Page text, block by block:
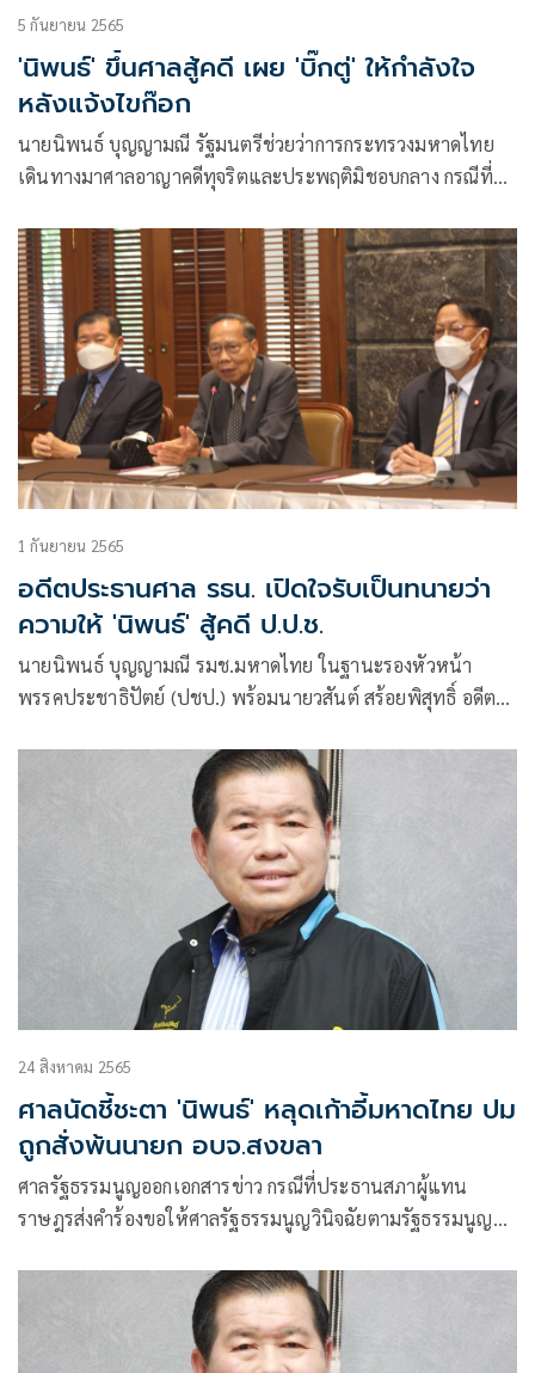
5 กันยายน 2565
'นิพนธ์' ขึ้นศาลสู้คดี เผย 'บิ๊กตู่' ให้กำลังใจ
หลังแจ้งไขก๊อก
นายนิพนธ์ บุญญามณี รัฐมนตรีช่วยว่าการกระทรวงมหาดไทย
เดินทางมาศาลอาญาคดีทุจริตและประพฤติมิชอบกลาง กรณีที่
1 กันยายน 2565
อดีตประธานศาล รธน. เปิดใจรับเป็นทนายว่า
ความให้ 'นิพนธ์' สู้คดี ป.ป.ช.
นายนิพนธ์ บุญญามณี รมช.มหาดไทย ในฐานะรองหัวหน้า
พรรคประชาธิปัตย์ (ปชป.) พร้อมนายวสันต์ สร้อยพิสุทธิ์ อดีต
นายนิพนธ์ และนายสุทัศน์ เงินหมื่น ส.ส.บัญชีรายชื่อ พรรค
24 สิงหาคม 2565
ศาลนัดชี้ชะตา '​นิพนธ์'​ หลุดเก้าอี้มหาดไทย ปม
ถูกสั่งพ้นนายก อบจ.สงขลา
ศาลรัฐธรรมนูญ​ออกเอกสารข่าว​ กรณีที่ประธานสภาผู้แทน
ราษฎรส่งคำร้องขอให้ศาลรัฐธรรมนูญวินิจฉัยตามรัฐธรรมนูญ
ของนายนิพนธ์ บุญญามณี รัฐมนตรีช่วยว่าการ กระทรวง